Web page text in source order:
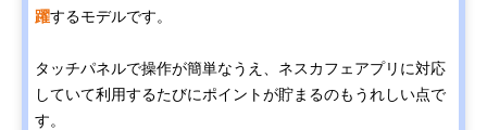
躍するモデルです。
タッチパネルで操作が簡単なうえ、ネスカフェアプリに対応
していて利用するたびにポイントが貯まるのもうれしい点で
す。